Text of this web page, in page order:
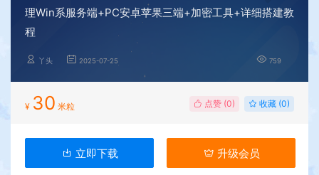
理Win系服务端+PC安卓苹果三端+加密工具+详细搭建教
程
丫头 2025-07-25 759
¥ 30 米粒 点赞 (0) 收藏 (0)
立即下载 升级会员